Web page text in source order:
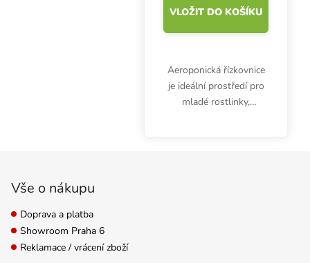
VLOŽIT DO KOŠÍKU
Aeroponická řízkovnice
je ideální prostředí pro
mladé rostlinky,
Vše o nákupu
Doprava a platba
Showroom Praha 6
Reklamace / vrácení zboží